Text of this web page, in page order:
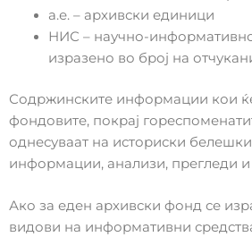
а.е. – архивски единици
НИС – научно-
изразено во број на
Содржинските информации кои
фондовите, покрај
однесуваат на историски
информации, анализи, прегледи и
Ако за еден архивски фонд се
видови на информативни